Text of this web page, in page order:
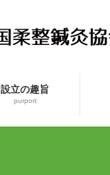
設立の趣旨
purport